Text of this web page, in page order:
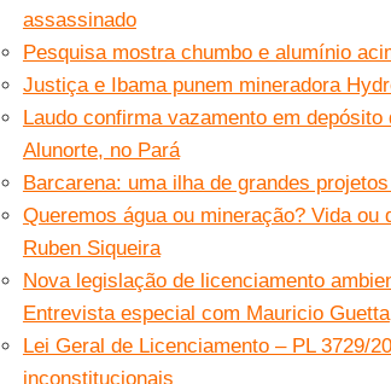
assassinado
Pesquisa mostra chumbo e alumínio
Justiça e Ibama punem mineradora
Laudo confirma vazamento em
Alunorte, no Pará
Barcarena: uma ilha de grandes
Queremos água ou mineração? Vida
Ruben Siqueira
Nova legislação de licenciamento
Entrevista especial com Mauricio Guetta
Lei Geral de Licenciamento – PL 3729/
inconstitucionais